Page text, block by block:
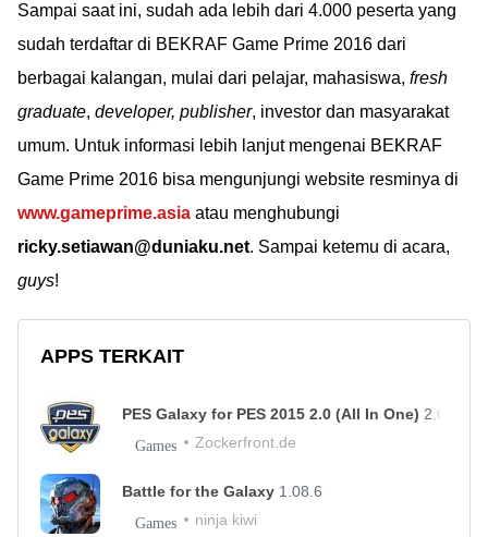
Sampai saat ini, sudah ada lebih dari 4.000 peserta yang
sudah terdaftar di BEKRAF Game Prime 2016 dari
berbagai kalangan, mulai dari pelajar, mahasiswa, fresh
graduate, developer, publisher, investor dan masyarakat
umum. Untuk informasi lebih lanjut mengenai BEKRAF
Game Prime 2016 bisa mengunjungi website resminya di
www.gameprime.asia atau menghubungi
ricky.setiawan@duniaku.net. Sampai ketemu di acara,
guys!
APPS TERKAIT
PES Galaxy for PES 2015 2.0 (All In One) 2.0
Games Zockerfront.de
Battle for the Galaxy 1.08.6
Games ninja kiwi